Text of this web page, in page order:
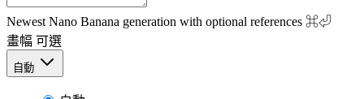
Newest Nano Banana generation with optional references ⌘⏎
畫幅 可選
自動